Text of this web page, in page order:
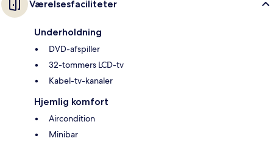
Værelsesfaciliteter
Underholdning
DVD-afspiller
32-tommers LCD-tv
Kabel-tv-kanaler
Hjemlig komfort
Aircondition
Minibar